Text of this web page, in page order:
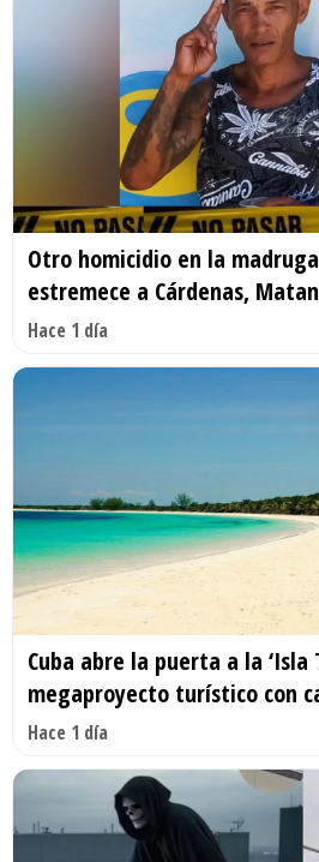
Otro homicidio en la
estremece a Cárdenas,
Hace 1 día
Cuba abre la puerta a la ‘Isla
megaproyecto turístico con
Hace 1 día